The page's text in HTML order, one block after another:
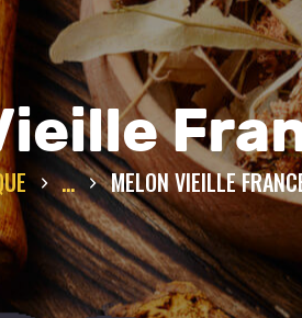
DE NOUS
... MELON VIEILLE